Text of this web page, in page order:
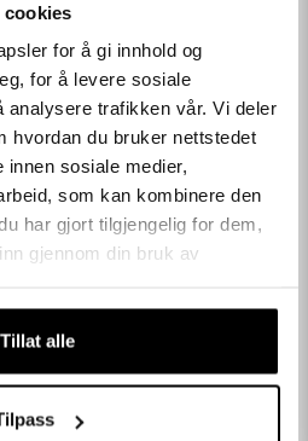
cookies
for å gi innhold og
for å levere sosiale
analysere trafikken vår. Vi deler
hvordan du bruker nettstedet
sosiale medier,
som kan kombinere den
har gjort tilgjengelig for dem,
gjennom din bruk av
Tillat alle
LES MER